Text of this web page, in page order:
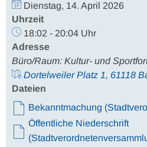
Dienstag, 14. April 2026
Uhrzeit
18:02 - 20:04 Uhr
Adresse
Büro/Raum: Kultur- und
Dortelweiler Platz 1, 61118
Dateien
Bekanntmachung
Öffentliche Niederschrift